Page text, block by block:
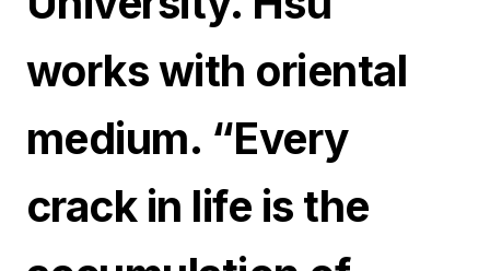
works with oriental
medium. “Every
crack in life is the